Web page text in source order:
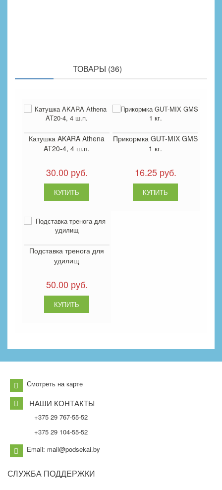
ТОВАРЫ (36)
Катушка AKARA Athena
AT20-4, 4 ш.п.
30.00 руб.
Прикормка GUT-MIX GMS
1 кг.
16.25 руб.
Подставка тренога для
удилищ
50.00 руб.
Смотреть на карте
НАШИ КОНТАКТЫ
+375 29 767-55-52
+375 29 104-55-52
Email: mail@podsekai.by
СЛУЖБА ПОДДЕРЖКИ